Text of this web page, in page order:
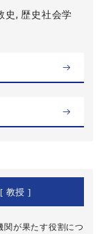
史, 歴史社会学
[ 教授 ]
が果たす役割につ